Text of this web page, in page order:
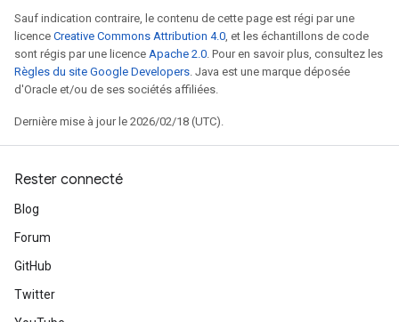
Sauf indication contraire, le contenu de cette page est régi par une
licence Creative Commons Attribution 4.0, et les échantillons de code
sont régis par une licence Apache 2.0. Pour en savoir plus, consultez les
Règles du site Google Developers. Java est une marque déposée
d'Oracle et/ou de ses sociétés affiliées.
Dernière mise à jour le 2026/02/18 (UTC).
Rester connecté
Blog
Forum
GitHub
Twitter